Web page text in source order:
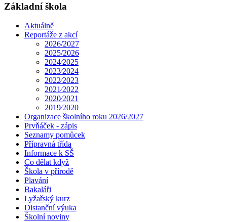
Základní škola
Aktuálně
Reportáže z akcí
2026/2027
2025/2026
2024⁄2025
2023⁄2024
2022⁄2023
2021⁄2022
2020⁄2021
2019⁄2020
Organizace školního roku 2026/2027
Prvňáček - zápis
Seznamy pomůcek
Přípravná třída
Informace k SŠ
Co dělat když
Škola v přírodě
Plavání
Bakaláři
Lyžařský kurz
Distanční výuka
Školní noviny